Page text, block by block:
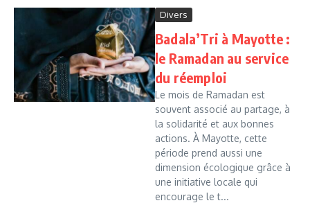
Divers
Badala’Tri à Mayotte :
le Ramadan au service
du réemploi
Le mois de Ramadan est
souvent associé au partage, à
la solidarité et aux bonnes
actions. À Mayotte, cette
période prend aussi une
dimension écologique grâce à
une initiative locale qui
encourage le t...